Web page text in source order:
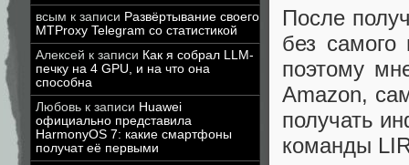
всым к записи Развёртывание своего
MTProxy Telegram со статистикой
Алексей к записи Как я собрал LLM-
печку на 4 GPU, и на что она
способна
Любовь к записи Huawei
официально представила
HarmonyOS 7: какие смартфоны
получат её первыми
После
без самого
поэтому
Amazon,
получать
команды